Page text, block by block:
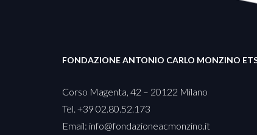
FONDAZIONE ANTONIO CARLO MONZINO
Corso Magenta, 42 – 20122 Milano
Tel. +39 02.80.52.173
Email: info@fondazioneacmonzino.it